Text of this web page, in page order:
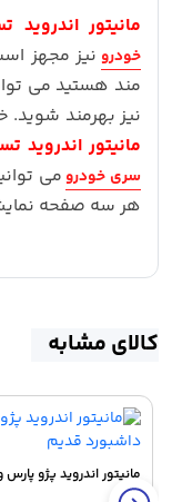
مانیتور اندروید
خودرو نیز مجهز
مند هستید می
نیز بهرمند شوید.
مانیتور اندروید
سری خودرومی
هر سه صفحه
کالای مشابه
مانیتور اندروید پژو پارس و 405 داشبورد